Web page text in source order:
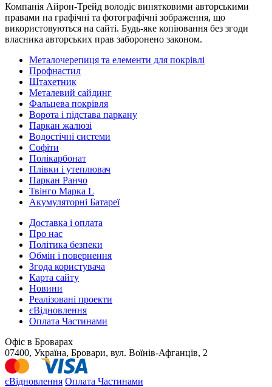
Компанія Айрон-Трейд володіє винятковими авторськими
правами на графічні та фотографічні зображення, що
використовуються на сайті. Будь-яке копіювання без згоди
власника авторських прав заборонено законом.
Металочерепиця та елементи для покрівлі
Профнастил
Штахетник
Металевий сайдинг
Фальцева покрівля
Ворота і підстава паркану
Паркан жалюзі
Водостічні системи
Софіти
Полікарбонат
Плівки і утеплювач
Паркан Ранчо
Твінго Марка L
Акумуляторні Батареї
Доставка і оплата
Про нас
Політика безпеки
Обмін і повернення
Згода користувача
Карта сайту
Новини
Реалізовані проекти
єВідновлення
Оплата Частинами
Офіс в Броварах
07400, Україна, Бровари, вул. Воїнів-Афганців, 2
єВідновлення Оплата Частинами